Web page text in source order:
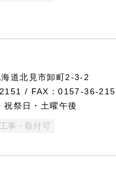
道北見市卸町2-3-2
/ FAX：0157-36-
祝祭日・土曜午後
工事・取付可